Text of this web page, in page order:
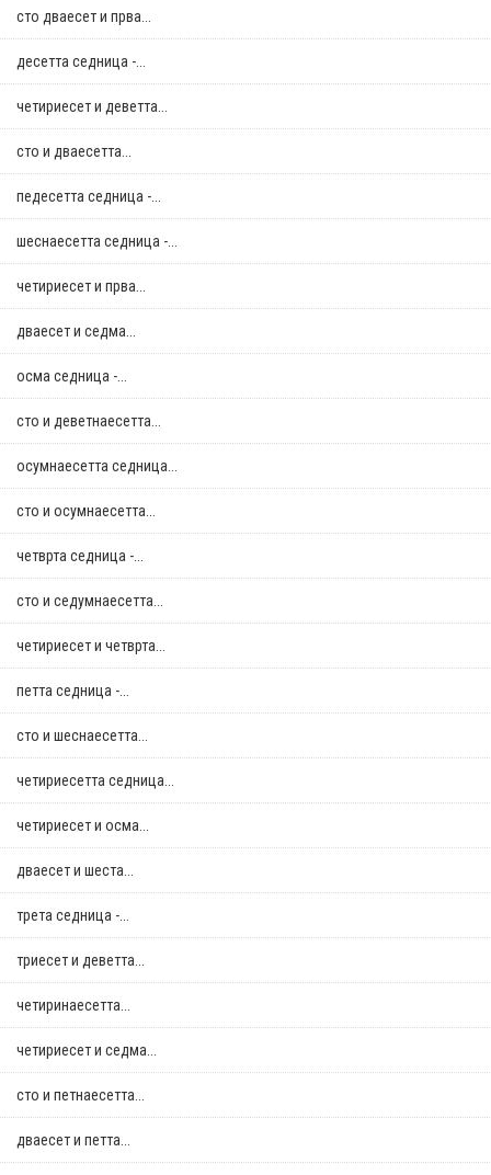
сто дваесет и прва...
десетта седница -...
четириесет и деветта...
сто и дваесетта...
педесетта седница -...
шеснаесетта седница -...
четириесет и прва...
дваесет и седма...
осма седница -...
сто и деветнаесетта...
осумнaесетта седница...
сто и осумнaесетта...
четврта седница -...
сто и седумнаесетта...
четириесет и четврта...
петта седница -...
сто и шеснаесетта...
четириесетта седница...
четириесет и осма...
дваесет и шеста...
трета седница -...
триесет и деветта...
четиринаесетта...
четириесет и седма...
сто и петнаесетта...
дваесет и петта...